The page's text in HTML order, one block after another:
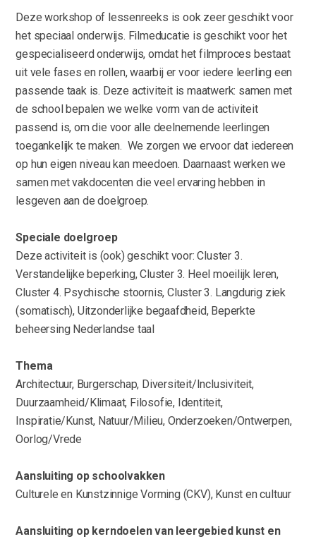
Deze workshop of lessenreeks is ook zeer geschikt voor
het speciaal onderwijs. Filmeducatie is geschikt voor het
gespecialiseerd onderwijs, omdat het filmproces bestaat
uit vele fases en rollen, waarbij er voor iedere leerling een
passende taak is. Deze activiteit is maatwerk: samen met
de school bepalen we welke vorm van de activiteit
passend is, om die voor alle deelnemende leerlingen
toegankelijk te maken. We zorgen we ervoor dat iedereen
op hun eigen niveau kan meedoen. Daarnaast werken we
samen met vakdocenten die veel ervaring hebben in
lesgeven aan de doelgroep.
Speciale doelgroep
Deze activiteit is (ook) geschikt voor: Cluster 3.
Verstandelijke beperking, Cluster 3. Heel moeilijk leren,
Cluster 4. Psychische stoornis, Cluster 3. Langdurig ziek
(somatisch), Uitzonderlijke begaafdheid, Beperkte
beheersing Nederlandse taal
Thema
Architectuur, Burgerschap, Diversiteit/Inclusiviteit,
Duurzaamheid/Klimaat, Filosofie, Identiteit,
Inspiratie/Kunst, Natuur/Milieu, Onderzoeken/Ontwerpen,
Oorlog/Vrede
Aansluiting op schoolvakken
Culturele en Kunstzinnige Vorming (CKV), Kunst en cultuur
Aansluiting op kerndoelen van leergebied kunst en